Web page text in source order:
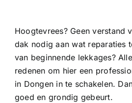
Hoogtevrees? Geen verstand
dak nodig aan wat reparaties
van beginnende lekkages?
redenen om hier een
in Dongen in te schakelen.
goed en grondig gebeurt.